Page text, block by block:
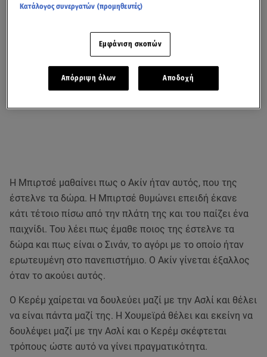
Η Μπιρτσέ μαθαίνει πως ο Ακίν ήταν αυτός, που της
έστελνε τα δώρα. Η Μπιρτσέ θυμώνει επειδή έκανε
κάτι τέτοιο πίσω από την πλάτη της και του παίζει ένα
παιχνίδι. Του λέει πως έμαθε ποιος της έστελνε τα
δώρα και πως είναι ο Σινάν, το αγόρι με το οποίο ήταν
ερωτευμένη στο πανεπιστήμιο. Ο Ακίν γίνεται έξαλλος
όταν το ακούει αυτός.
Ο Κερέμ χαίρεται να δουλεύει μαζί με την Ασλί και θέλει
να είναι πάντα μαζί της. Η Χουμεϊρά θέλει και εκείνη να
δουλέψει μαζί με την Ασλί και ο Κερέμ σκέφτεται
τρόπους ώστε αυτό να γίνει πραγματικότητα.
Κατάλογος συνεργατών (προμηθευτές)
Εμφάνιση σκοπών
Απόρριψη όλων Αποδοχή